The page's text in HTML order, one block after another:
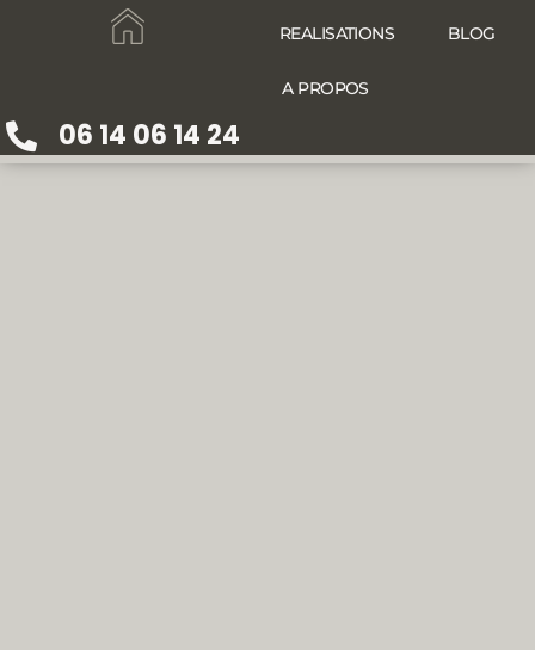
REALISATIONS BLOG
A PROPOS
06 14 06 14 24